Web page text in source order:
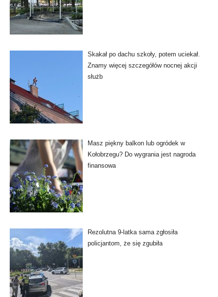
Skakał po dachu szkoły, potem uciekał.
Znamy więcej szczegółów nocnej akcji
służb
Masz piękny balkon lub ogródek w
Kołobrzegu? Do wygrania jest nagroda
finansowa
Rezolutna 9-latka sama zgłosiła
policjantom, że się zgubiła